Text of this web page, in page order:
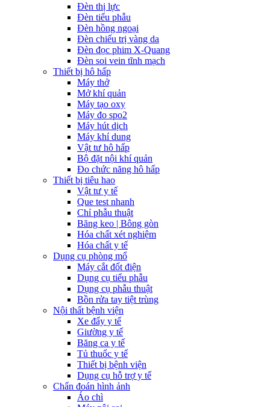
Đèn thị lực
Đèn tiểu phẫu
Đèn hồng ngoại
Đèn chiếu trị vàng da
Đèn đọc phim X-Quang
Đèn soi vein tĩnh mạch
Thiết bị hô hấp
Máy thở
Mở khí quản
Máy tạo oxy
Máy đo spo2
Máy hút dịch
Máy khí dung
Vật tư hô hấp
Bộ đặt nội khí quản
Đo chức năng hô hấp
Thiết bị tiêu hao
Vật tư y tế
Que test nhanh
Chỉ phẫu thuật
Băng keo | Bông gòn
Hóa chất xét nghiệm
Hóa chất y tế
Dụng cụ phòng mổ
Máy cắt đốt điện
Dụng cụ tiểu phẫu
Dụng cụ phẫu thuật
Bồn rửa tay tiệt trùng
Nội thất bệnh viện
Xe đẩy y tế
Giường y tế
Băng ca y tế
Tủ thuốc y tế
Thiết bị bệnh viện
Dụng cụ hỗ trợ y tế
Chẩn đoán hình ảnh
Áo chì